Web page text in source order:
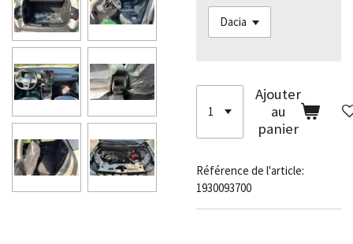
Ajouter
au
panier
Référence de l'article:
1930093700